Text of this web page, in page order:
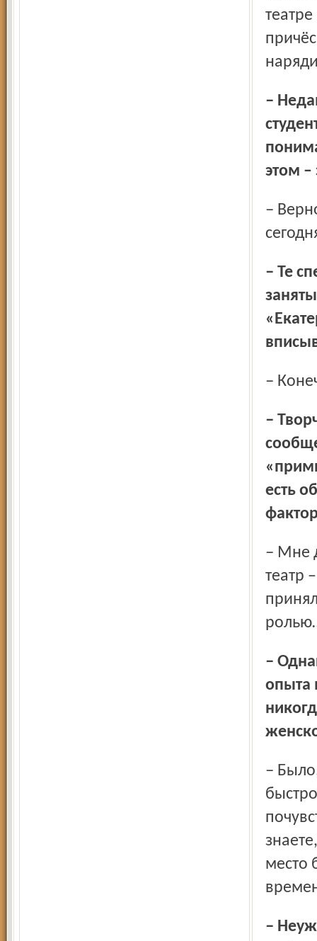
– Недавно режиссёр Кирилл Серебренников, беседуя со
этом –
– Верно! Я хочу приходить в театр и смотреть про
– Те спектакли, в которых вы на сегодняшний день
–
– Творческие коллективы, как правило, очень непростые
есть
– Мне довелось служить в разных театрах, и Волковский
театр
– Однако не поверю, что у вас не было негативного
опыта
– Было, однажды. В одном театре у меня в спектакле было
место
– Неужели на следующий день вы пришли в театр как ни